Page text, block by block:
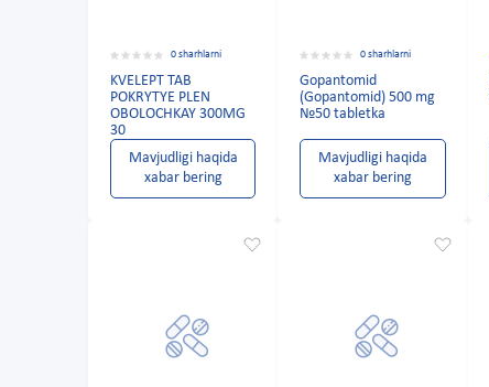
0 sharhlarni
KVELEPT TAB
POKRYTYE PLEN
OBOLOCHKAY 300MG
30
Mavjudligi haqida
xabar bering
0 sharhlarni
Gopantomid
(Gopantomid) 500 mg
№50 tabletka
Mavjudligi haqida
xabar bering